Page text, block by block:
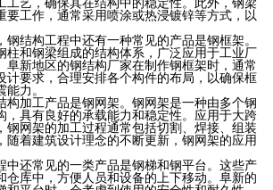
要工作，通常采用喷涂或热浸镀锌等方式，以
结构工程中还有一种常见的产品是钢框架。
柱和钢梁组成的结构体系，广泛应用于工业厂
阜新地区的钢结构厂家在制作钢框架时，通常
计要求，合理安排各个构件的布局，以确保框
力。
构加工产品是钢网架。钢网架是一种由多个钢
，具有良好的承载能力和稳定性。应用于大跨
钢网架的加工过程通常包括切割、焊接、组装
随着建筑设计理念的不断更新，钢网架的应用
中还常见的一类产品是钢梯和钢平台。这些产
仓库中，方便人员和设备的上下移动。阜新的